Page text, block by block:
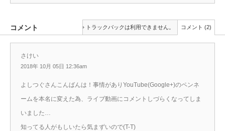
コメント トラックバックは利用できません。 コメント (2)
さけい
2018年 10月 05日 12:36am
よしつぐさんこんばんは！事情がありYouTube(Google+)のペンネ
ームを本名に変えた為、ライブ動画にコメントしづらくなってしま
いました…
知ってる人がもしいたら気まずいので(T-T)